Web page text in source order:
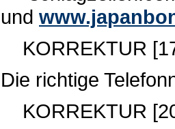
und
KORREKTUR
Die richtige
KORREKTUR